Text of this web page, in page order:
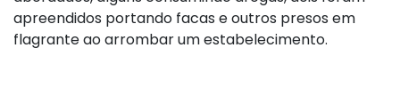
apreendidos portando facas e outros presos em
flagrante ao arrombar um estabelecimento.